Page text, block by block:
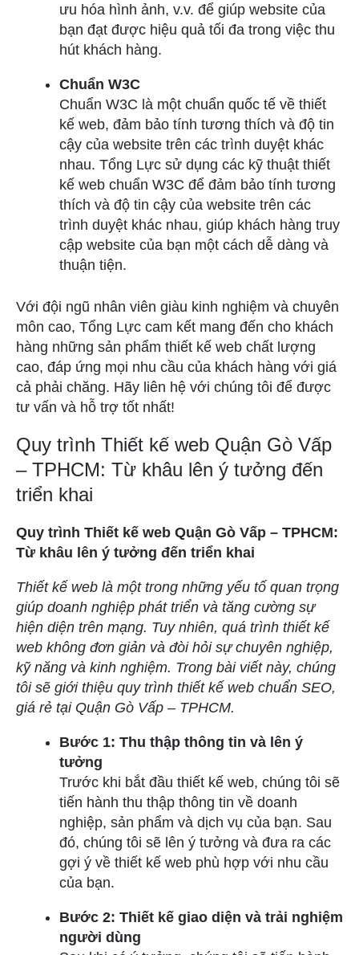
ưu hóa hình ảnh, v.v. để giúp website của
bạn đạt được hiệu quả tối đa trong việc thu
hút khách hàng.
Chuẩn W3C
Chuẩn W3C là một chuẩn quốc tế về thiết
kế web, đảm bảo tính tương thích và độ tin
cậy của website trên các trình duyệt khác
nhau. Tổng Lực sử dụng các kỹ thuật thiết
kế web chuẩn W3C để đảm bảo tính tương
thích và độ tin cậy của website trên các
trình duyệt khác nhau, giúp khách hàng truy
cập website của bạn một cách dễ dàng và
thuận tiện.
Với đội ngũ nhân viên giàu kinh nghiệm và chuyên
môn cao, Tổng Lực cam kết mang đến cho khách
hàng những sản phẩm thiết kế web chất lượng
cao, đáp ứng mọi nhu cầu của khách hàng với giá
cả phải chăng. Hãy liên hệ với chúng tôi để được
tư vấn và hỗ trợ tốt nhất!
Quy trình Thiết kế web Quận Gò Vấp
– TPHCM: Từ khâu lên ý tưởng đến
triển khai
Quy trình Thiết kế web Quận Gò Vấp – TPHCM:
Từ khâu lên ý tưởng đến triển khai
Thiết kế web là một trong những yếu tố quan trọng
giúp doanh nghiệp phát triển và tăng cường sự
hiện diện trên mạng. Tuy nhiên, quá trình thiết kế
web không đơn giản và đòi hỏi sự chuyên nghiệp,
kỹ năng và kinh nghiệm. Trong bài viết này, chúng
tôi sẽ giới thiệu quy trình thiết kế web chuẩn SEO,
giá rẻ tại Quận Gò Vấp – TPHCM.
Bước 1: Thu thập thông tin và lên ý
tưởng
Trước khi bắt đầu thiết kế web, chúng tôi sẽ
tiến hành thu thập thông tin về doanh
nghiệp, sản phẩm và dịch vụ của bạn. Sau
đó, chúng tôi sẽ lên ý tưởng và đưa ra các
gợi ý về thiết kế web phù hợp với nhu cầu
của bạn.
Bước 2: Thiết kế giao diện và trải nghiệm
người dùng